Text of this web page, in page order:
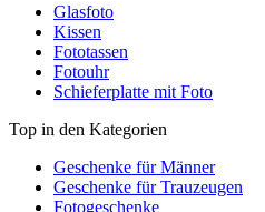
Glasfoto
Kissen
Fototassen
Fotouhr
Schieferplatte mit Foto
Top in den Kategorien
Geschenke für Männer
Geschenke für Trauzeugen
Fotogeschenke